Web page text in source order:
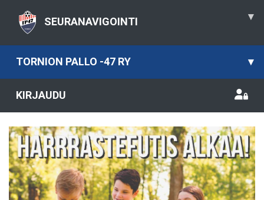
SEURANAVIGOINTI ▾
TORNION PALLO -47 RY ▾
KIRJAUDU